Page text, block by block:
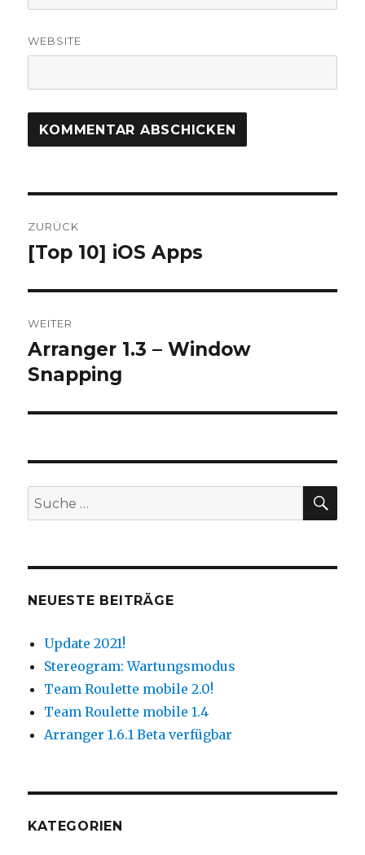
WEBSITE
ZURÜCK
Vorheriger
[Top 10] iOS Apps
WEITER
Nächster
Beitrag:
Arranger 1.3 – Window
Snapping
Suche
nach:
NEUESTE BEITRÄGE
Update 2021!
Stereogram: Wartungsmodus
Team Roulette mobile 2.0!
Team Roulette mobile 1.4
Arranger 1.6.1 Beta verfügbar
KATEGORIEN